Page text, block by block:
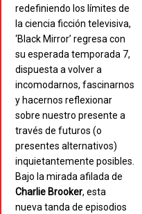
redefiniendo los límites de
la ciencia ficción televisiva,
‘Black Mirror’ regresa con
su esperada temporada 7,
dispuesta a volver a
incomodarnos, fascinarnos
y hacernos reflexionar
sobre nuestro presente a
través de futuros (o
presentes alternativos)
inquietantemente posibles.
Bajo la mirada afilada de
Charlie Brooker, esta
nueva tanda de episodios